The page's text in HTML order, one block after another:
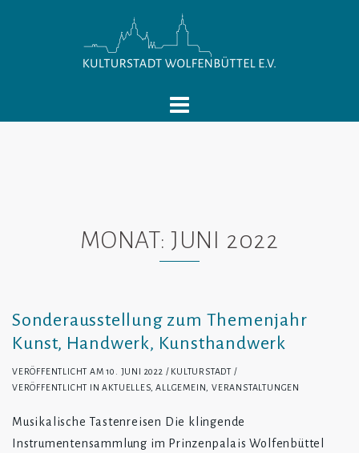
MONAT:JUNI 2022
Sonderausstellung zum Themenjahr
Kunst, Handwerk, Kunsthandwerk
VERÖFFENTLICHT AM10. JUNI 2022
KULTURSTADT
VERÖFFENTLICHT INAKTUELLES,ALLGEMEIN ,VERANSTALTUNGEN
Musikalische Tastenreisen Die klingende
Instrumentensammlung im Prinzenpalais Wolfenbüttel